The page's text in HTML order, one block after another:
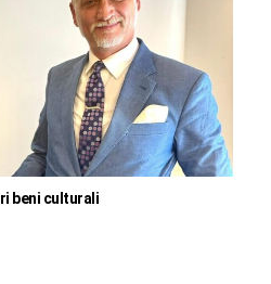
beni culturali